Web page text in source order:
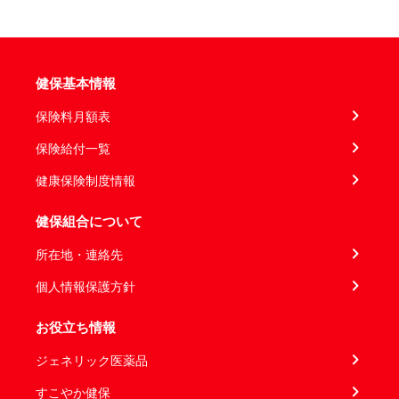
健保基本情報
保険料月額表
保険給付一覧
健康保険制度情報
健保組合について
所在地・連絡先
個人情報保護方針
お役立ち情報
ジェネリック医薬品
すこやか健保